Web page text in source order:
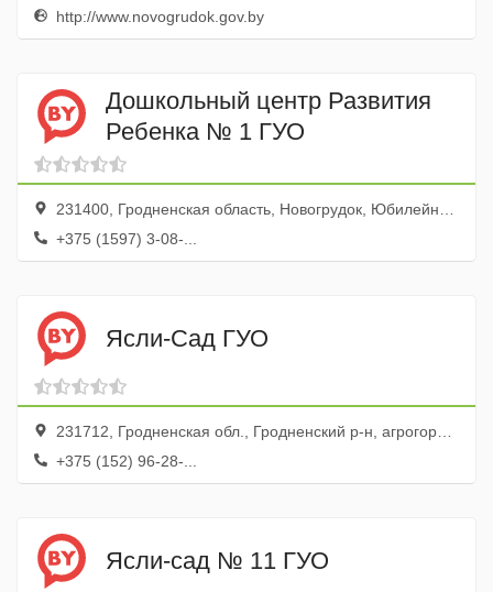
http://www.novogrudok.gov.by
Дошкольный центр Развития
Ребенка № 1 ГУО
231400, Гродненская область, Новогрудок, Юбилейная улица, 9
+375 (1597) 3-08-...
Ясли-Сад ГУО
231712, Гродненская обл., Гродненский р-н, агрогородок Индура, ул. Гродненская, 31а
+375 (152) 96-28-...
Ясли-сад № 11 ГУО